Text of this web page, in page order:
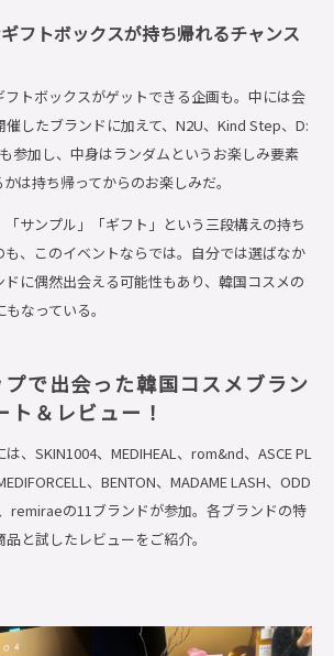
フトボックスが持ち帰れるチャンス
トボックスがゲットできる企画も。中には会
したブランドに加えて、N2U、Kind Step、D:
参加し、中身はランダムというお楽しみ要素
は持ち帰ってからのお楽しみだ。
「サンプル」「ギフト」という三段構えの持ち
も、このイベントならでは。自分では選ばなか
ドに偶然出会える可能性もあり、韓国コスメの
なっている。
で出会った韓国コスメブラン
ト＆レビュー！
、SKIN1004、MEDIHEAL、rom&nd、ASCE PL
、BENTON、MADAME LASH、ODD
remiraeの11ブランドが参加。各ブランドの特
と試したレビューをご紹介。